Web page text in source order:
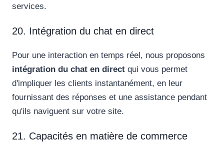
services.
20. Intégration du chat en direct
Pour une interaction en temps réel, nous proposons
intégration du chat en direct qui vous permet
d'impliquer les clients instantanément, en leur
fournissant des réponses et une assistance pendant
qu'ils naviguent sur votre site.
21. Capacités en matière de commerce